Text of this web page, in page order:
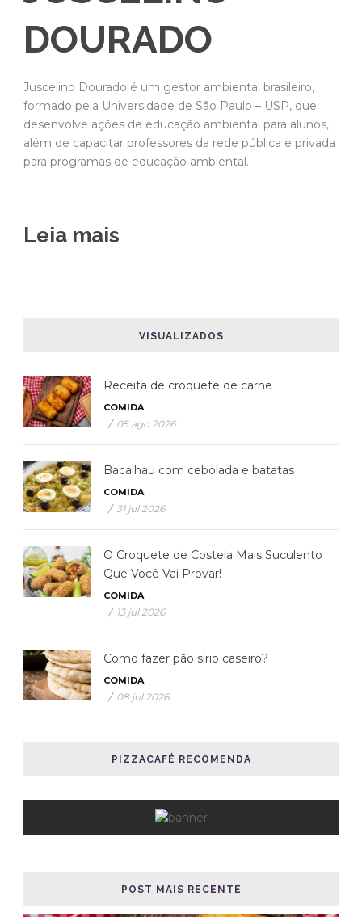
DOURADO
Juscelino Dourado é um gestor ambiental brasileiro,
formado pela Universidade de São Paulo – USP, que
desenvolve ações de educação ambiental para alunos,
além de capacitar professores da rede pública e privada
para programas de educação ambiental.
Leia mais
VISUALIZADOS
Receita de croquete de carne
COMIDA
/ 05 ago 2026
Bacalhau com cebolada e batatas
COMIDA
/ 31 jul 2026
O Croquete de Costela Mais Suculento
Que Você Vai Provar!
COMIDA
/ 13 jul 2026
Como fazer pão sírio caseiro?
COMIDA
/ 08 jul 2026
PIZZACAFÉ RECOMENDA
POST MAIS RECENTE